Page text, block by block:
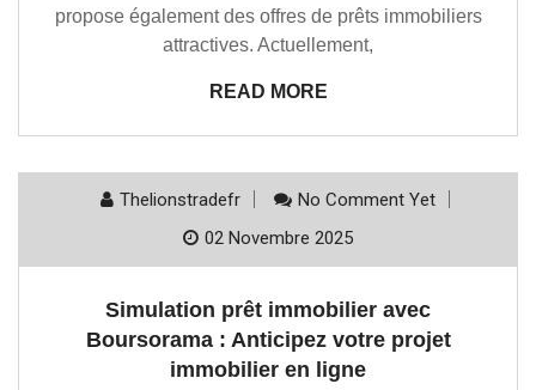
propose également des offres de prêts immobiliers
attractives. Actuellement,
READ MORE
Thelionstradefr
No Comment Yet
02 Novembre 2025
Simulation prêt immobilier avec
Boursorama : Anticipez votre projet
immobilier en ligne